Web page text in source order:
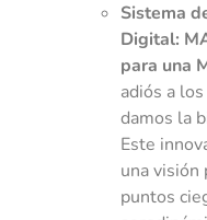
Sistema
Digital:
para una
adiós a
damos la
Este
una visión
puntos